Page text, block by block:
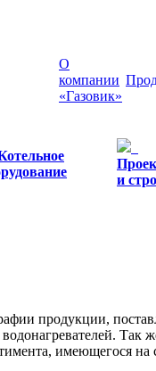
О
компании
«Газовик»
и
продукции,
Так
имеющегося на